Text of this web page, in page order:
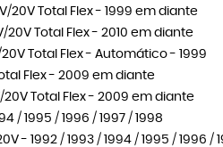
20V Total Flex - 1999 em diante
20V Total Flex - 2010 em diante
Total Flex - Automático - 1999
Flex - 2009 em diante
20V Total Flex - 2009 em diante
/ 1995 / 1996 / 1997 / 1998
- 1992 / 1993 / 1994 / 1995 / 1996 /